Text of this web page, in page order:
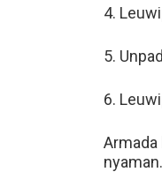
4.
5.
6.
Armada